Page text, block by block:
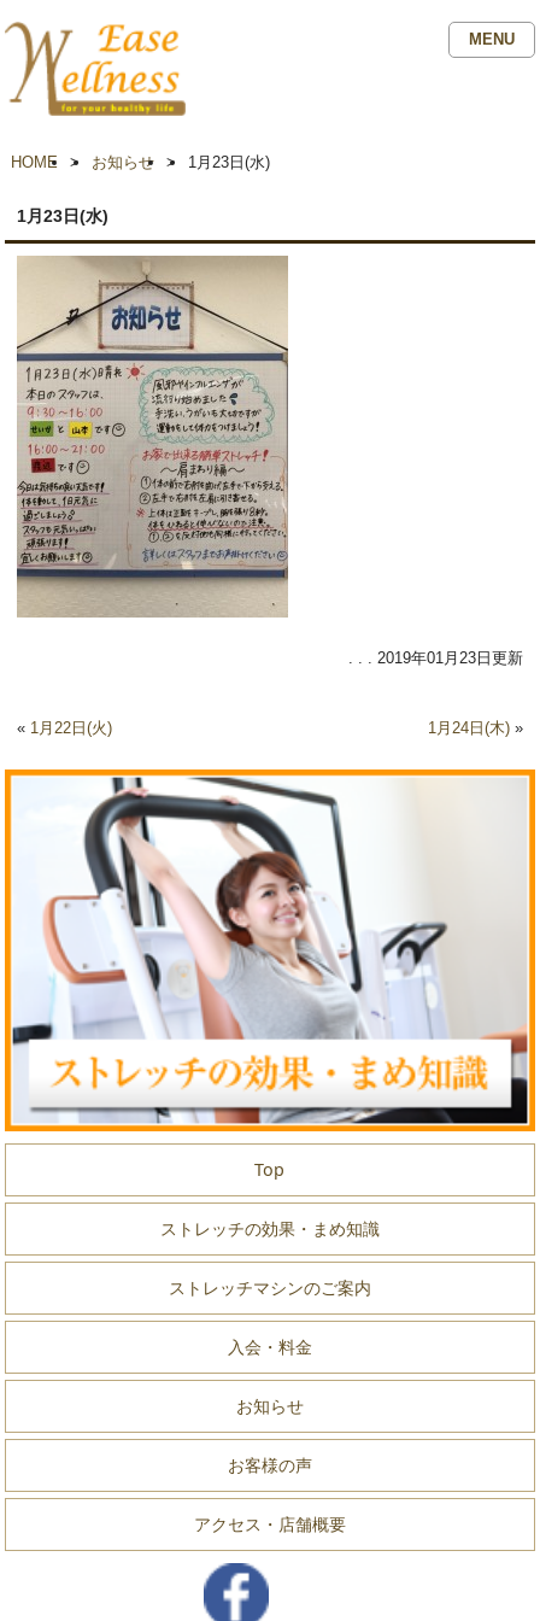
MENU
HOME > お知らせ > 1月23日(水)
1月23日(水)
. . . 2019年01月23日更新
« 1月22日(火) 1月24日(木)»
Top
ストレッチの効果・まめ知識
ストレッチマシンのご案内
入会・料金
お知らせ
お客様の声
アクセス・店舗概要